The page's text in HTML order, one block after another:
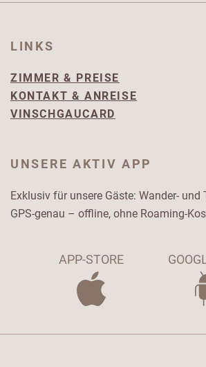
LINKS
ZIMMER & PREISE
KONTAKT & ANREISE
VINSCHGAUCARD
UNSERE AKTIV APP
Exklusiv für unsere Gäste: Wander- und
GPS-genau – offline, ohne Roaming-
APP-STORE